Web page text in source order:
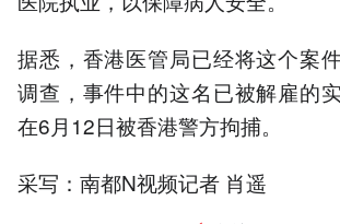
据悉，香港医管局已经将这个案
调查，事件中的这名已被解雇的
在6月12日被香港警方拘捕。
采写：南都N视频记者 肖遥